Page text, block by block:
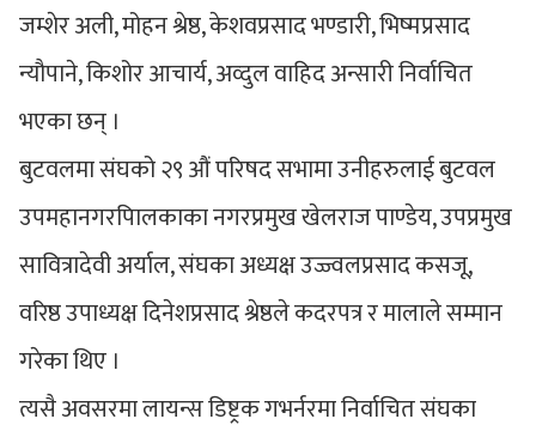
जम्शेर अली, मोहन श्रेष्ठ, केशवप्रसाद भण्डारी, भिष्मप्रसाद
न्यौपाने, किशोर आचार्य, अव्दुल वाहिद अन्सारी निर्वाचित
भएका छन् ।
बुटवलमा संघको २९ औं परिषद सभामा उनीहरुलाई बुटवल
उपमहानगरपािलकाका नगरप्रमुख खेलराज पाण्डेय, उपप्रमुख
सावित्रादेवी अर्याल, संघका अध्यक्ष उज्ज्वलप्रसाद कसजू,
वरिष्ठ उपाध्यक्ष दिनेशप्रसाद श्रेष्ठले कदरपत्र र मालाले सम्मान
गरेका थिए ।
त्यसै अवसरमा लायन्स डिष्ट्रक गभर्नरमा निर्वाचित संघका